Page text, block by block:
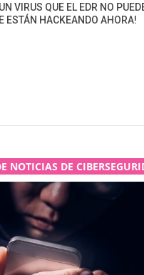
VIRUS QUE EL EDR NO
ESTÁN HACKEANDO AHORA!
NOTICIAS DE